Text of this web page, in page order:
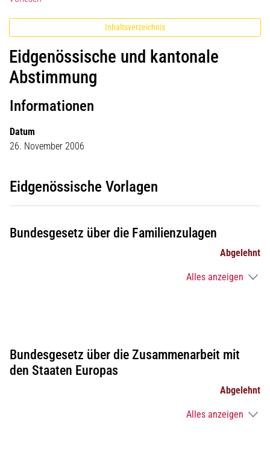
Inhaltsverzeichnis
Eidgenössische und kantonale
Abstimmung
Informationen
Datum
26. November 2006
Eidgenössische Vorlagen
Bundesgesetz über die Familienzulagen
Abgelehnt
Alles anzeigen
Bundesgesetz über die Zusammenarbeit mit
den Staaten Europas
Abgelehnt
Alles anzeigen